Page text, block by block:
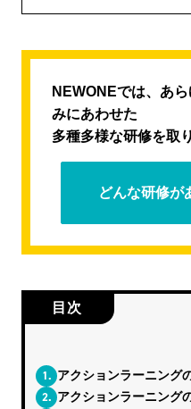
height="
NEWONEでは、あ
みにあわせた
多種多様な研修を取
どんな研修が
目次
1. アクションラーニング
2. アクションラーニング